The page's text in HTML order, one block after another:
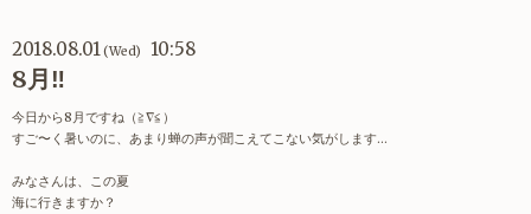
2018.08.01(Wed) 10:58
8月‼︎
今日から8月ですね（≧∇≦）
すご〜く暑いのに、あまり蝉の声が聞こえてこない気がします…
みなさんは、この夏
海に行きますか？